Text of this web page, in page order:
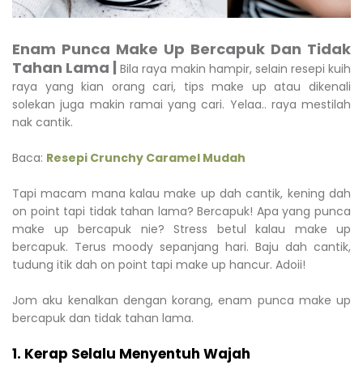
Enam Punca Make Up Bercapuk Dan Tidak
Tahan Lama | Bila raya makin hampir, selain resepi kuih
raya yang kian orang cari, tips make up atau dikenali
solekan juga makin ramai yang cari. Yelaa.. raya mestilah
nak cantik.
Baca: Resepi Crunchy Caramel Mudah
Tapi macam mana kalau make up dah cantik, kening dah
on point tapi tidak tahan lama? Bercapuk! Apa yang punca
make up bercapuk nie? Stress betul kalau make up
bercapuk. Terus moody sepanjang hari. Baju dah cantik,
tudung itik dah on point tapi make up hancur. Adoii!
Jom aku kenalkan dengan korang, enam punca make up
bercapuk dan tidak tahan lama.
1. Kerap Selalu Menyentuh Wajah